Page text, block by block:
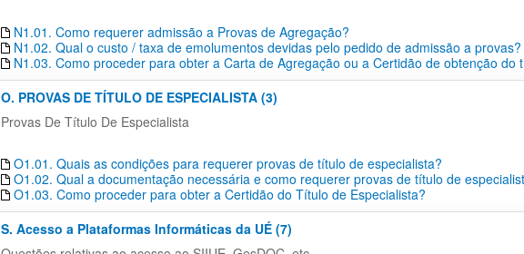
N1.01. Como requerer admissão a Provas de Agregação?
N1.02. Qual o custo / taxa de emolumentos devidas pelo pedido de admissão a provas?
N1.03. Como proceder para obter a Carta de Agregação ou a Certidão de obtenção do
O. PROVAS DE TÍTULO DE ESPECIALISTA (3)
Provas De Título De Especialista
O1.01. Quais as condições para requerer provas de título de especialista?
O1.02. Qual a documentação necessária e como requerer provas de título de
O1.03. Como proceder para obter a Certidão do Título de Especialista?
S. Acesso a Plataformas Informáticas da UÉ (7)